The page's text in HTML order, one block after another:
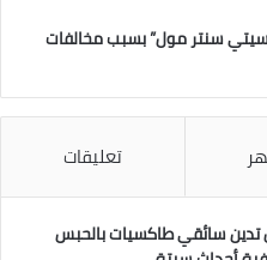
سنتر مول” بسبب مخالفات
تعليقات
تدين سائقي طاكسيات بالحبس